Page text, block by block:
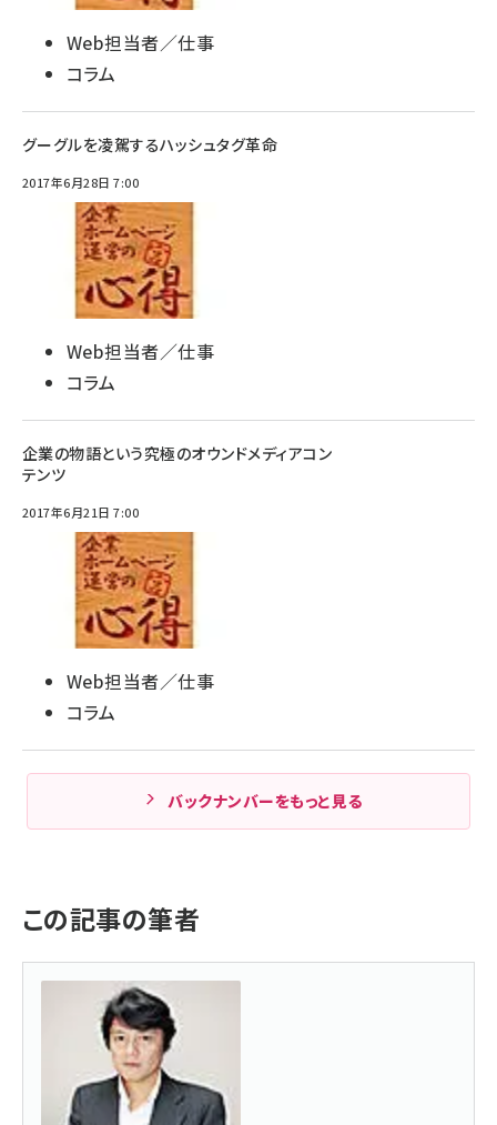
Web担当者／仕事
コラム
グーグルを凌駕するハッシュタグ革命
2017年6月28日 7:00
Web担当者／仕事
コラム
企業の物語という究極のオウンドメディアコン
テンツ
2017年6月21日 7:00
Web担当者／仕事
コラム
バックナンバーをもっと見る
この記事の筆者